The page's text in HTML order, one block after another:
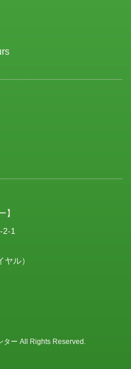
】
2-1
ヤル）
ー All Rights Reserved.